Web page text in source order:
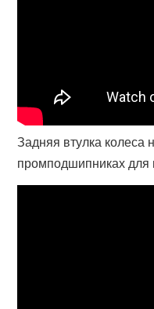
Задняя втулка
промподшипниках